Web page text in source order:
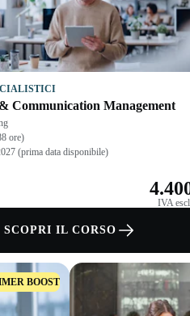
Communication Management
ore)
(prima data disponibile)
IVA
SCOPRI IL CORSO
BOOST